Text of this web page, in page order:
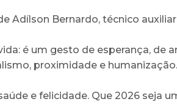
Adílson Bernardo, técnico
é um gesto de esperança, de
proximidade e humanização.
e felicidade. Que 2026 seja